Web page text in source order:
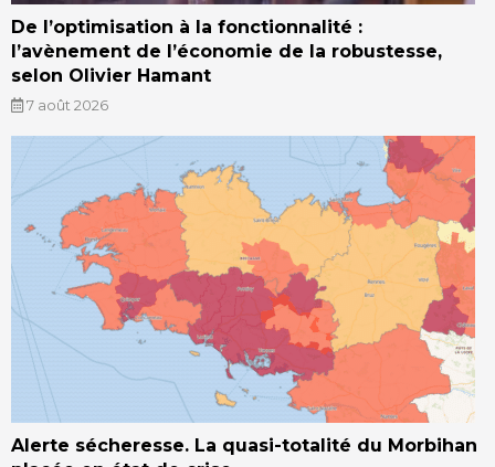
De l’optimisation à la fonctionnalité :
l’avènement de l’économie de la robustesse,
selon Olivier Hamant
7 août 2026
Alerte sécheresse. La quasi-totalité du Morbihan